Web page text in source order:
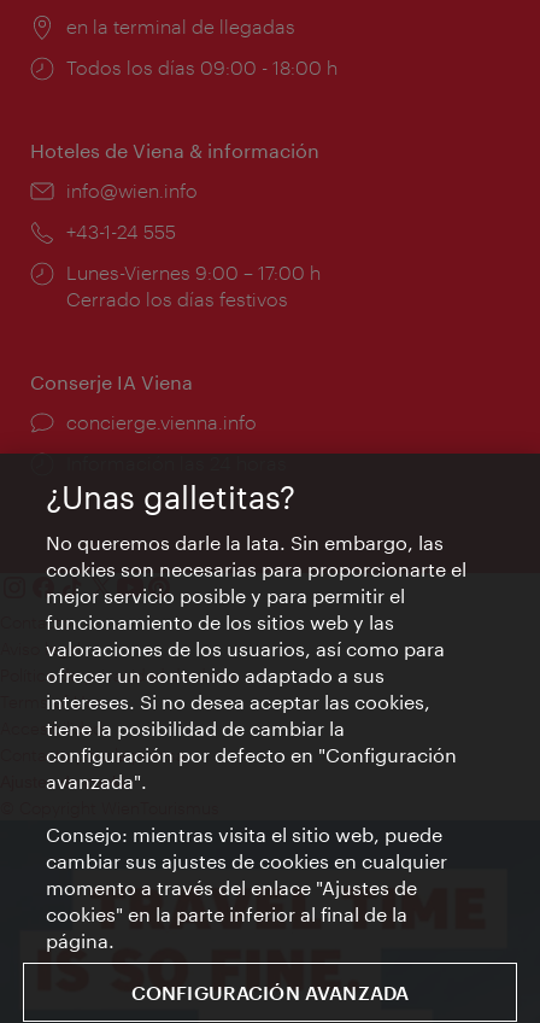
Lugar:
en la terminal de llegadas
Horarios
Todos los días 09:00 - 18:00 h
Hoteles de Viena & información
e-
info@wien.info
Teléfono:
+43-1-24 555
Horarios
de
Lunes-Viernes 9:00 – 17:00 h
Cerrado los días festivos
Conserje IA Viena
concierge.vienna.info
Contacto
Aviso legal
Política de privacidad de datos
Terms of Use
Accesibilidad
Contacto para la prensa
Ajustes de cookie
¿Unas galletitas?
No queremos darle la lata. Sin embargo, las
cookies son necesarias para proporcionarte el
mejor servicio posible y para permitir el
funcionamiento de los sitios web y las
valoraciones de los usuarios, así como para
ofrecer un contenido adaptado a sus
intereses. Si no desea aceptar las cookies,
tiene la posibilidad de cambiar la
configuración por defecto en "Configuración
avanzada".
Consejo: mientras visita el sitio web, puede
cambiar sus ajustes de cookies en cualquier
momento a través del enlace "Ajustes de
cookies" en la parte inferior al final de la
página.
CONFIGURACIÓN AVANZADA